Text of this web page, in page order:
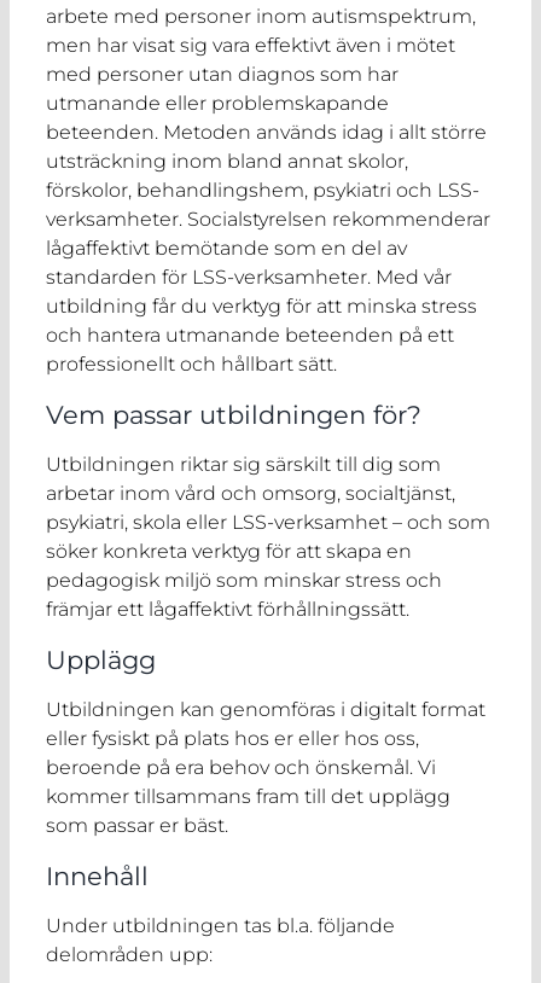
arbete med personer inom autismspektrum,
men har visat sig vara effektivt även i mötet
med personer utan diagnos som har
utmanande eller problemskapande
beteenden. Metoden används idag i allt större
utsträckning inom bland annat skolor,
förskolor, behandlingshem, psykiatri och LSS-
verksamheter. Socialstyrelsen rekommenderar
lågaffektivt bemötande som en del av
standarden för LSS-verksamheter. Med vår
utbildning får du verktyg för att minska stress
och hantera utmanande beteenden på ett
professionellt och hållbart sätt.
Vem passar utbildningen för?
Utbildningen riktar sig särskilt till dig som
arbetar inom vård och omsorg, socialtjänst,
psykiatri, skola eller LSS-verksamhet – och som
söker konkreta verktyg för att skapa en
pedagogisk miljö som minskar stress och
främjar ett lågaffektivt förhållningssätt.
Upplägg
Utbildningen kan genomföras i digitalt format
eller fysiskt på plats hos er eller hos oss,
beroende på era behov och önskemål. Vi
kommer tillsammans fram till det upplägg
som passar er bäst.
Innehåll
Under utbildningen tas bl.a. följande
delområden upp: